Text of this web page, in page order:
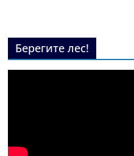
Берегите лес!